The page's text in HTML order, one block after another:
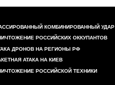
КОМБИНИРОВАННЫЙ УДАР
РОССИЙСКИХ ОККУПАНТОВ
ДРОНОВ НА РЕГИОНЫ РФ
АТАКА НА КИЕВ
РОССИЙСКОЙ ТЕХНИКИ